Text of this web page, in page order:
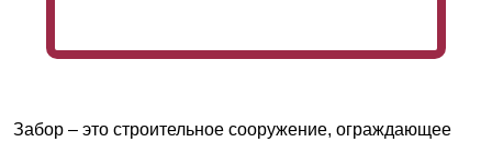
Забор – это строительное сооружение, ограждающее